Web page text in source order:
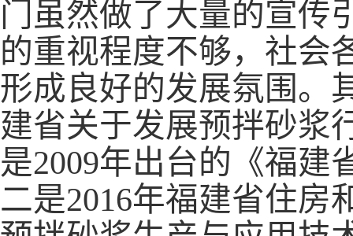
门虽然做了大量的宣传
的重视程度不够，社会
形成良好的发展氛围。
建省关于发展预拌砂浆
是2009年出台的《福建
二是2016年福建省住房